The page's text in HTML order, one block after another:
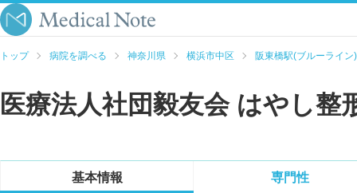
トップ 病院を調べる 神奈川県 横浜市中区 阪東橋駅(ブルーライン)
医療法人社団毅友会 はやし整
基本情報 専門性